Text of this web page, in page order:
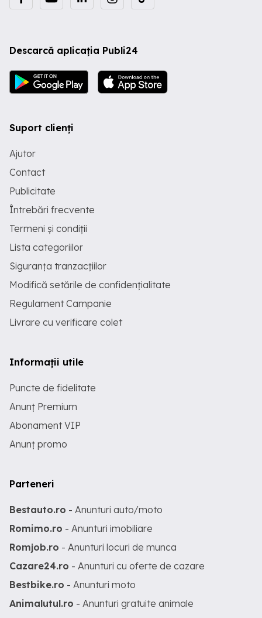
Descarcă aplicația Publi24
Suport clienți
Ajutor
Contact
Publicitate
Întrebări frecvente
Termeni și condiții
Lista categoriilor
Siguranța tranzacțiilor
Modifică setările de confidențialitate
Regulament Campanie
Livrare cu verificare colet
Informații utile
Puncte de fidelitate
Anunț Premium
Abonament VIP
Anunț promo
Parteneri
Bestauto.ro - Anunturi auto/moto
Romimo.ro - Anunturi imobiliare
Romjob.ro - Anunturi locuri de munca
Cazare24.ro - Anunturi cu oferte de cazare
Bestbike.ro - Anunturi moto
Animalutul.ro - Anunturi gratuite animale